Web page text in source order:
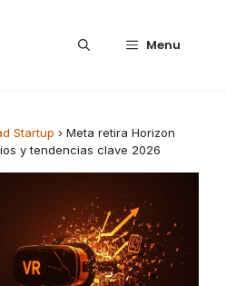
Menu
Startup › Meta retira Horizon
y tendencias clave 2026